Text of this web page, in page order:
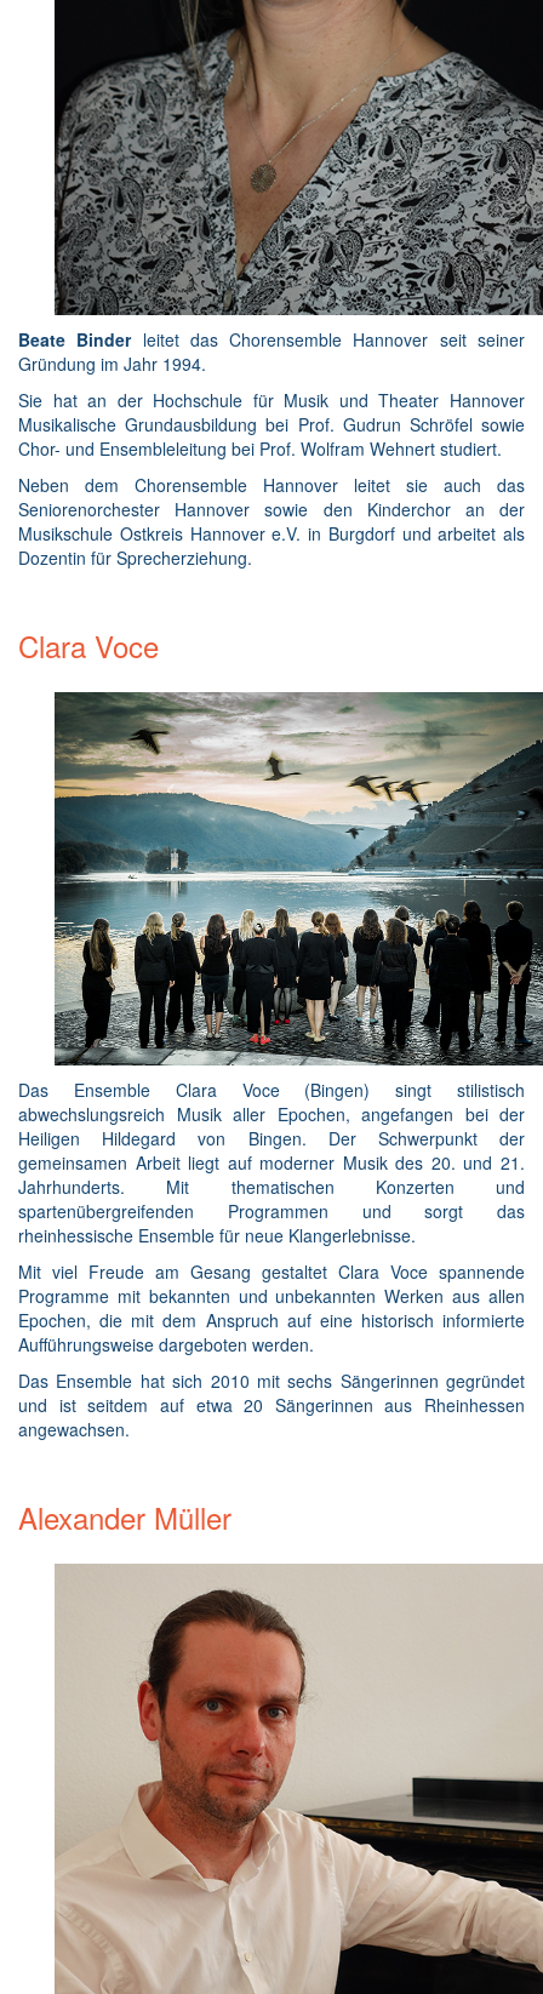
Beate Binder leitet das Chorensemble Hannover seit seiner
Gründung im Jahr 1994.
Sie hat an der Hochschule für Musik und Theater Hannover
Musikalische Grundausbildung bei Prof. Gudrun Schröfel sowie
Chor- und Ensembleleitung bei Prof. Wolfram Wehnert studiert.
Neben dem Chorensemble Hannover leitet sie auch das
Seniorenorchester Hannover sowie den Kinderchor an der
Musikschule Ostkreis Hannover e.V. in Burgdorf und arbeitet als
Dozentin für Sprecherziehung.
Clara Voce
Das Ensemble Clara Voce (Bingen) singt stilistisch
abwechslungsreich Musik aller Epochen, angefangen bei der
Heiligen Hildegard von Bingen. Der Schwerpunkt der
gemeinsamen Arbeit liegt auf moderner Musik des 20. und 21.
Jahrhunderts. Mit thematischen Konzerten und
spartenübergreifenden Programmen und sorgt das
rheinhessische Ensemble für neue Klangerlebnisse.
Mit viel Freude am Gesang gestaltet Clara Voce spannende
Programme mit bekannten und unbekannten Werken aus allen
Epochen, die mit dem Anspruch auf eine historisch informierte
Aufführungsweise dargeboten werden.
Das Ensemble hat sich 2010 mit sechs Sängerinnen gegründet
und ist seitdem auf etwa 20 Sängerinnen aus Rheinhessen
angewachsen.
Alexander Müller